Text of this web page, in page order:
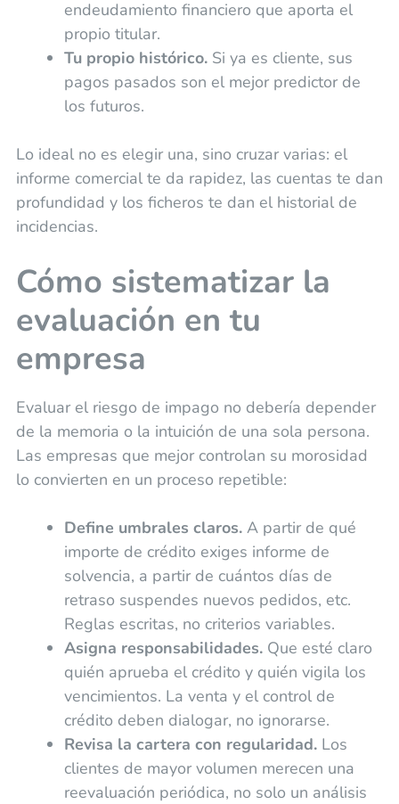
endeudamiento financiero que aporta el
propio titular.
Tu propio histórico.Si ya es cliente, sus
pagos pasados son el mejor predictor de
los futuros.
Lo ideal no es elegir una, sino cruzar varias: el
informe comercial te da rapidez, las cuentas te dan
profundidad y los ficheros te dan el historial de
incidencias.
Cómo sistematizar la
evaluación en tu
empresa
Evaluar el riesgo de impago no debería depender
de la memoria o la intuición de una sola persona.
Las empresas que mejor controlan su morosidad
lo convierten en un proceso repetible:
Define umbrales claros.A partir de qué
importe de crédito exiges informe de
solvencia, a partir de cuántos días de
retraso suspendes nuevos pedidos, etc.
Reglas escritas, no criterios variables.
Asigna responsabilidades.Que esté claro
quién aprueba el crédito y quién vigila los
vencimientos. La venta y el control de
crédito deben dialogar, no ignorarse.
Revisa la cartera con regularidad.Los
clientes de mayor volumen merecen una
reevaluación periódica, no solo un análisis